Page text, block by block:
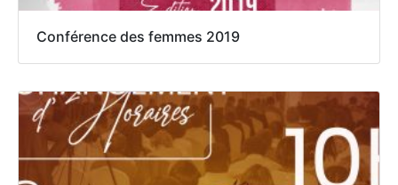
Conférence des femmes 2019